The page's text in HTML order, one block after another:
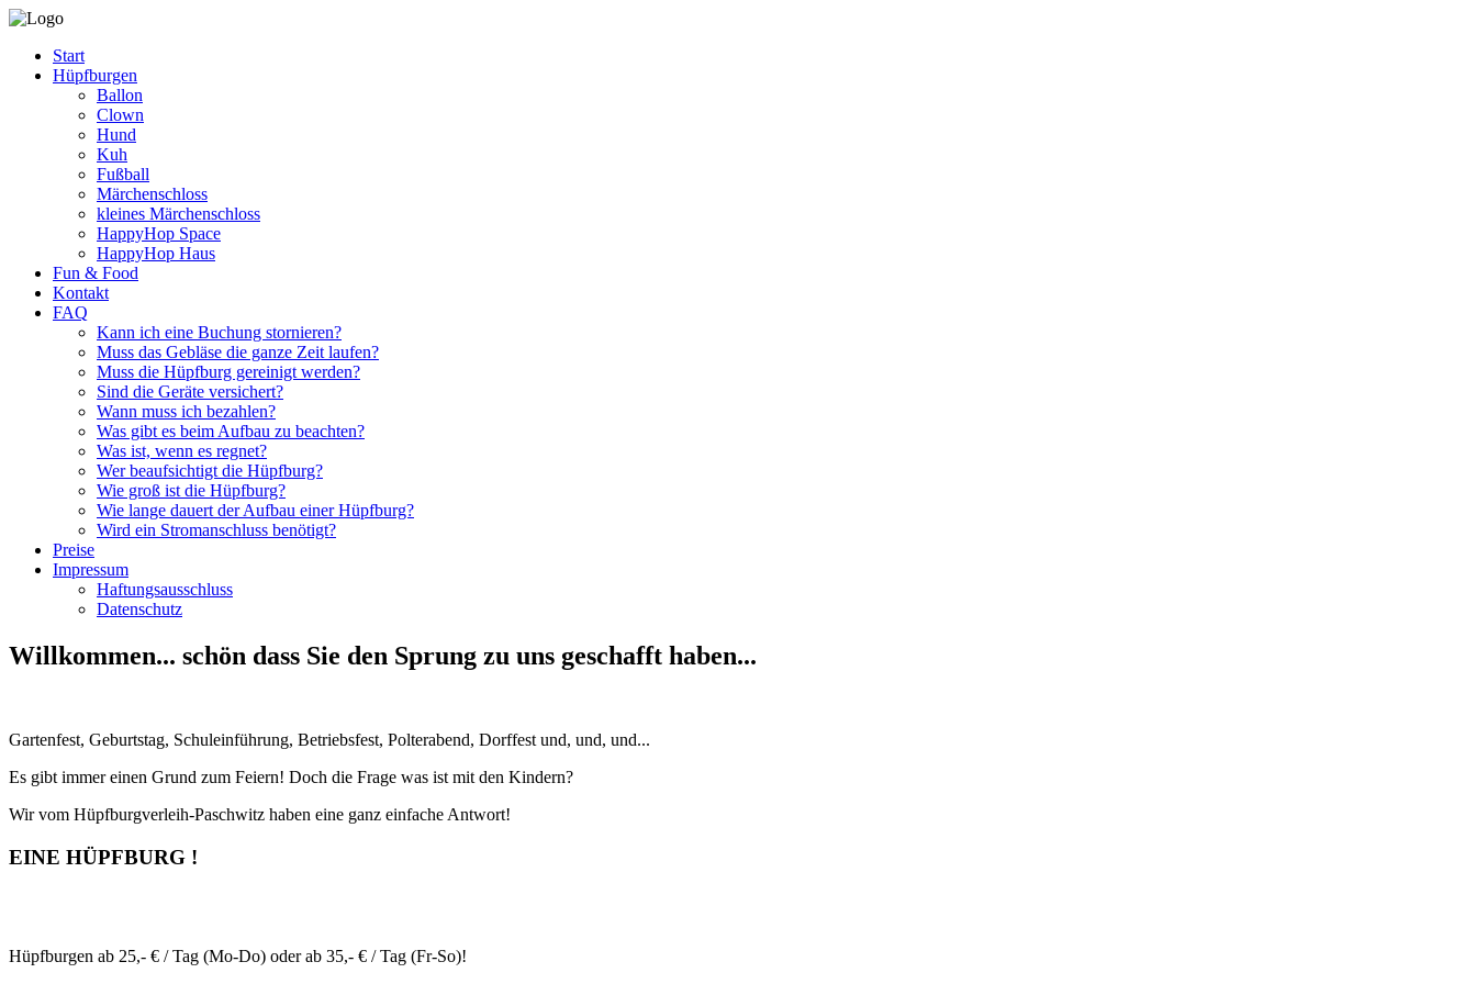
Start
Hüpfburgen
Ballon
Clown
Hund
Kuh
Fußball
Märchenschloss
kleines Märchenschloss
HappyHop Space
HappyHop Haus
Fun & Food
Kontakt
FAQ
Kann ich eine Buchung stornieren?
Muss das Gebläse die ganze Zeit laufen?
Muss die Hüpfburg gereinigt werden?
Sind die Geräte versichert?
Wann muss ich bezahlen?
Was gibt es beim Aufbau zu beachten?
Was ist, wenn es regnet?
Wer beaufsichtigt die Hüpfburg?
Wie groß ist die Hüpfburg?
Wie lange dauert der Aufbau einer Hüpfburg?
Wird ein Stromanschluss benötigt?
Preise
Impressum
Haftungsausschluss
Datenschutz
Willkommen... schön dass Sie den Sprung zu uns geschafft haben...
Gartenfest, Geburtstag, Schuleinführung, Betriebsfest, Polterabend, Dorffest und, und, und...
Es gibt immer einen Grund zum Feiern! Doch die Frage was ist mit den Kindern?
Wir vom Hüpfburgverleih-Paschwitz haben eine ganz einfache Antwort!
EINE HÜPFBURG !
Hüpfburgen ab 25,- € / Tag (Mo-Do) oder ab 35,- € / Tag (Fr-So)!